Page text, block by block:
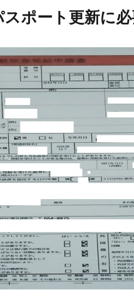
ポート更新に